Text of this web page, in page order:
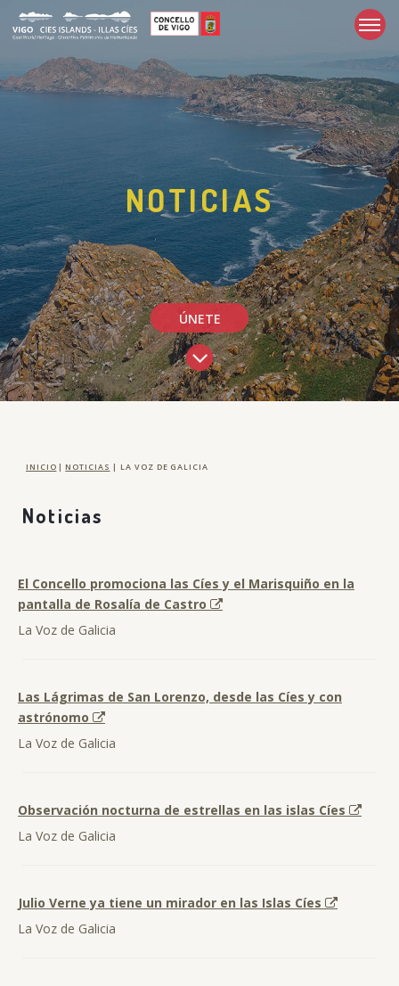
NOTICIAS
ÚNETE
INICIO | NOTICIAS | LA VOZ DE GALICIA
Noticias
El Concello promociona las Cíes y el Marisquiño en la
pantalla de Rosalía de Castro
La Voz de Galicia
Las Lágrimas de San Lorenzo, desde las Cíes y con
astrónomo
La Voz de Galicia
Observación nocturna de estrellas en las islas Cíes
La Voz de Galicia
Julio Verne ya tiene un mirador en las Islas Cíes
La Voz de Galicia